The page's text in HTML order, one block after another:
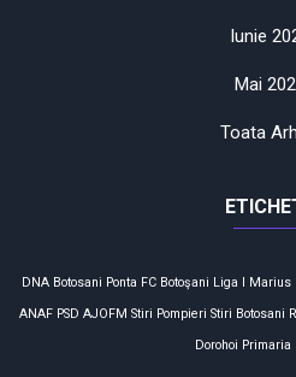
Iunie
Mai
Toata
DNA Botosani Ponta FC Botoşani Liga I Marius
ANAF PSD AJOFM Stiri Pompieri Stiri Botosani
Dorohoi Primaria